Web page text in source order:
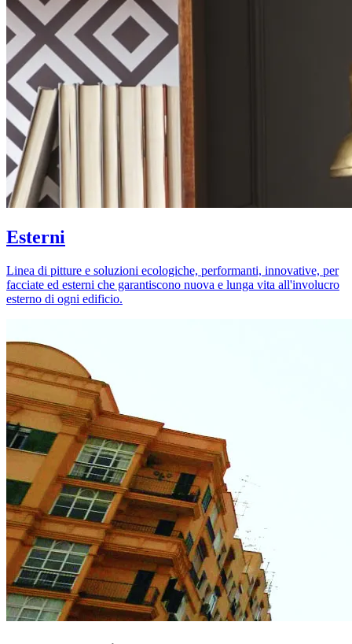
Esterni
Linea di pitture e soluzioni ecologiche, performanti, innovative, per
facciate ed esterni che garantiscono nuova e lunga vita all'involucro
esterno di ogni edificio.